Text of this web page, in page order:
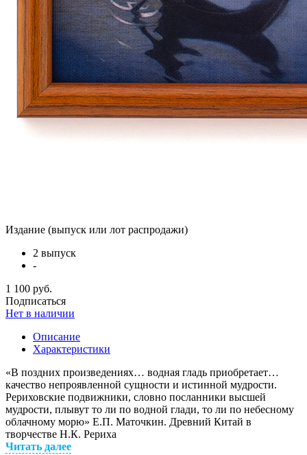
Издание (выпуск или лот распродажи)
2 выпуск
-
1 100 руб.
Подписаться
Нет в наличии
Описание
Характеристики
«В поздних произведениях… водная гладь приобретает…
качество непроявленной сущности и истинной мудрости.
Рериховские подвижники, словно посланники высшей
мудрости, плывут то ли по водной глади, то ли по небесному
облачному морю» Е.П. Маточкин. Древний Китай в
творчестве Н.К. Рериха
Читать далее